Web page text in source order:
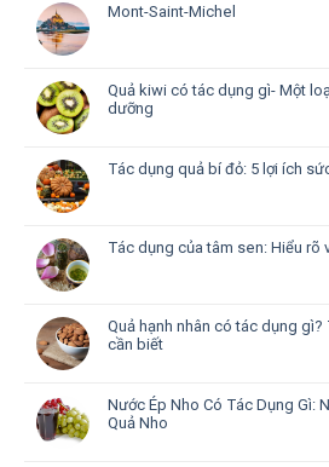
Mont-Saint-Michel
Quả kiwi có tác dụng gì- Một
dưỡng
Tác dụng quả bí đỏ: 5 lợi ích
Tác dụng của tâm sen: Hiểu rõ
Quả hạnh nhân có tác dụng
cần biết
Nước Ép Nho Có Tác Dụng Gì:
Quả Nho